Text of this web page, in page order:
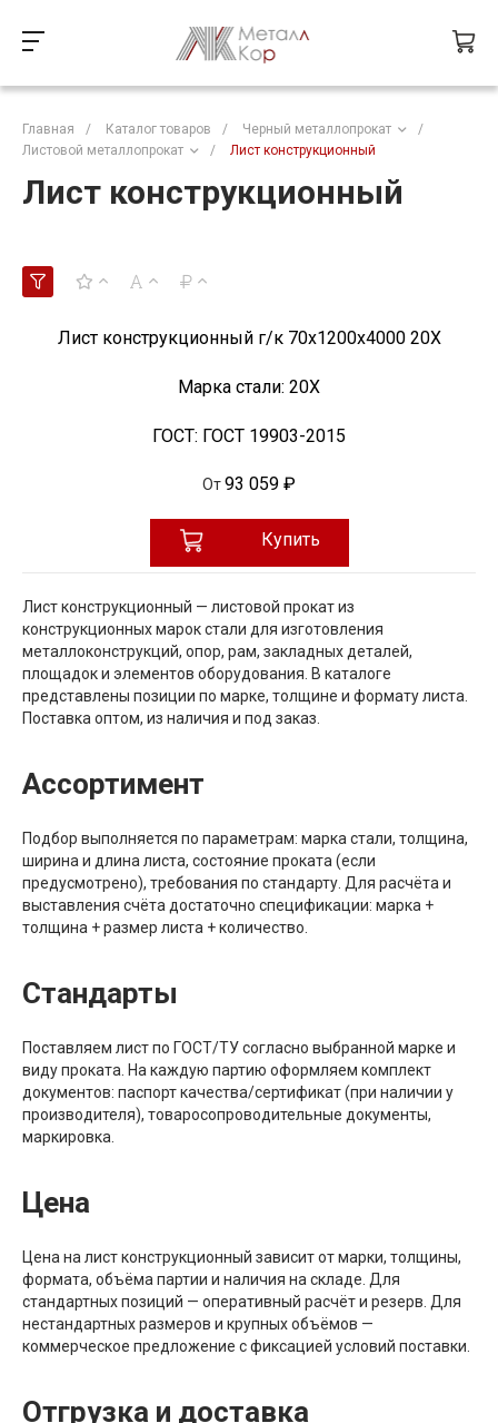
Главная / Каталог товаров / Черный металлопрокат
/
Листовой металлопрокат
/ Лист конструкционный
Лист конструкционный
Лист конструкционный г/к 70х1200х4000 20Х
Марка стали: 20Х
ГОСТ: ГОСТ 19903-2015
От93 059 ₽
Купить
Лист конструкционный — листовой прокат из
конструкционных марок стали для изготовления
металлоконструкций, опор, рам, закладных деталей,
площадок и элементов оборудования. В каталоге
представлены позиции по марке, толщине и формату листа.
Поставка оптом, из наличия и под заказ.
Ассортимент
Подбор выполняется по параметрам: марка стали, толщина,
ширина и длина листа, состояние проката (если
предусмотрено), требования по стандарту. Для расчёта и
выставления счёта достаточно спецификации: марка +
толщина + размер листа + количество.
Стандарты
Поставляем лист по ГОСТ/ТУ согласно выбранной марке и
виду проката. На каждую партию оформляем комплект
документов: паспорт качества/сертификат (при наличии у
производителя), товаросопроводительные документы,
маркировка.
Цена
Цена на лист конструкционный зависит от марки, толщины,
формата, объёма партии и наличия на складе. Для
стандартных позиций — оперативный расчёт и резерв. Для
нестандартных размеров и крупных объёмов —
коммерческое предложение с фиксацией условий поставки.
Отгрузка и доставка